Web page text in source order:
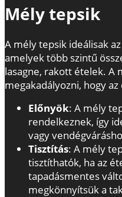
Mély tepsik
A mély tepsik ideálisak
amelyek több szintű
lasagne, rakott ételek. A
megakadályozni, hogy
Előnyök: A mély
rendelkeznek, így
vagy
Tisztítás: A mély
tisztíthatók, ha az
tapadásmentes
megkönnyítsük a